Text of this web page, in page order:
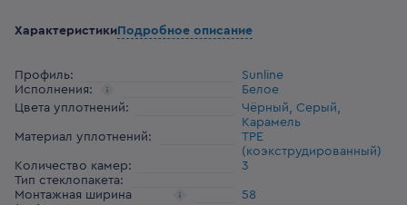
Характеристики Подробное описание
Профиль:
Sunline
Исполнения:
Белое
Цвета уплотнений:
Чёрный, Серый,
Карамель
Материал уплотнений:
ТРЕ
(коэкструдированный)
Количество камер:
3
Тип стеклопакета:
Монтажная ширина
58